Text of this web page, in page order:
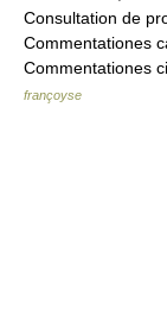
Consultation de
Commentationes
Commentationes
françoyse